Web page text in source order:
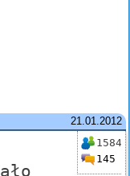
21.01.2012
1584
145